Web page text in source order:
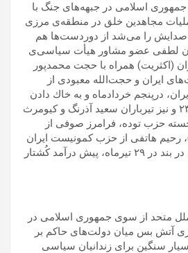
اسلامى در جبهه‌هاى جنگ با
مجاهدين خلق در منطقه‌ى مرزى
صدايش را مى‌شد از دوردست‌ها هم
لطفى عضو مشاور هيأت سياسى‌ى
(اكثريت) همراه با حجت محمدپور
ايران‌ و حجت‌الله معبودى از
درپنجم خردادماه و به خاك دادن
آن‌ها در يك گور همگانى۲۳ و نيز تيرباران سعيد آذرنگ و كيومرث
حزب توده، فرامرز صوفى از
رحيم هاتفى از حزب كمونيست ايران
و سه تن ديگر از مبارزان در بند در ٢٩ تيرماه، پيش درآمد کُشتار
قطعنامه‌ى ٥٩٨ ملل متحد از سوى جمهورى اسلامى در
١٣٦٧ و برقرارى‌ آتش بس ميان دولت‌هاى حاكم بر
سنگين براى زندانيان سياسى